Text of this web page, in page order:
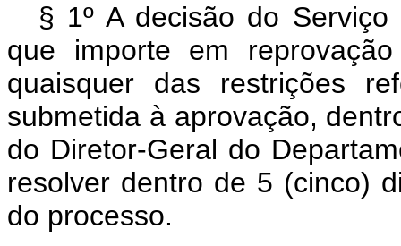
§ 1º A decisão do
que importe em
quaisquer das restrições
submetida à aprovação,
do Diretor-Geral do
resolver dentro de 5 (cinco)
do processo.